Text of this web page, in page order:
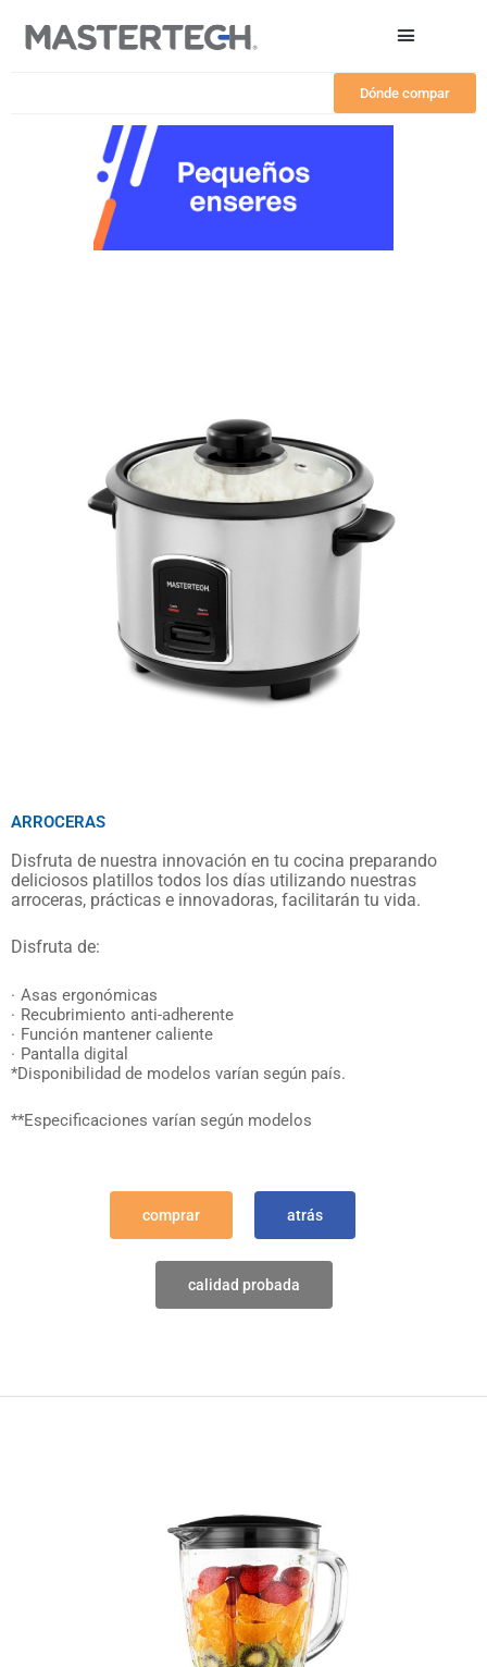
Dónde compar
ARROCERAS
Disfruta de nuestra innovación en tu cocina preparando
deliciosos platillos todos los días utilizando nuestras
arroceras, prácticas e innovadoras, facilitarán tu vida.
Disfruta de:
Asas ergonómicas
Recubrimiento anti-adherente
Función mantener caliente
Pantalla digital
*Disponibilidad de modelos varían según país.
**Especificaciones varían según modelos
comprar atrás
calidad probada